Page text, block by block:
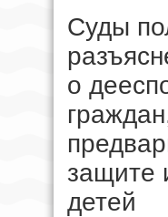
Суды
о
защите
детей